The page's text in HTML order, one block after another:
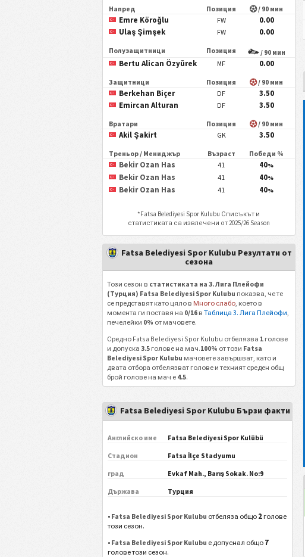
Напред Позиция / 90 мин
Emre Köroğlu FW
0.00
Ulaş Şimşek
FW 0.00
Полузащитници Позиция / 90 мин
Bertu Alican Özyürek MF 0.00
Защитници Позиция / 90 мин
Berkehan Biçer DF
3.50
Emircan Alturan
DF 3.50
Вратари Позиция / 90 мин
Akil Şakirt GK 3.50
Треньор / Мениджър Възраст Победи %
Bekir Ozan Has 41 40%
Bekir Ozan Has 41 40%
Bekir Ozan Has 41 40%
*Fatsa Belediyesi Spor Kulubu Списъкът и
статистиката са извлечени от 2025/26 Season
Fatsa Belediyesi Spor Kulubu Резултати от
сезона
Този сезон в статистиката на 3. Лига Плейофи
(Турция) Fatsa Belediyesi Spor Kulubu показва, че те
се представят като цяло вМного слабо, което в
момента ги поставя на 0/16 вТаблица 3. Лига Плейофи,
печелейки 0% от мачовете.
Средно Fatsa Belediyesi Spor Kulubu отбелязва 1 голове
и допуска3.5 голове на мач.100% от този Fatsa
Belediyesi Spor Kulubu мачовете завършват, като и
двата отбора отбелязват голове и техният среден общ
брой голове на мач е 4.5.
Fatsa Belediyesi Spor Kulubu Бързи факти
Английско име
Fatsa Belediyesi Spor Kulübü
Стадион
Fatsa İlçe Stadyumu
град
Evkaf Mah., Barış Sokak. No:9
Държава
Турция
• Fatsa Belediyesi Spor Kulubu отбеляза общо 2голове
този сезон.
• Fatsa Belediyesi Spor Kulubu е допуснал общо 7
голове този сезон.